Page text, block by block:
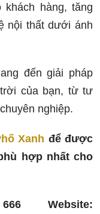
hàng, tăng
nội thất dưới ánh
đến giải pháp
của bạn, từ tư
nghiệp.
Xanh để được
hợp nhất cho
Website: